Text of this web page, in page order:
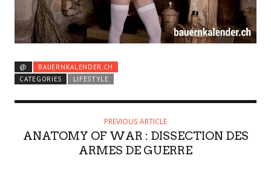
@
BAUERNKALENDER.CH
CATEGORIES
LIFESTYLE
PREVIOUS ARTICLE
ANATOMY OF WAR : DISSECTION DES
ARMES DE GUERRE